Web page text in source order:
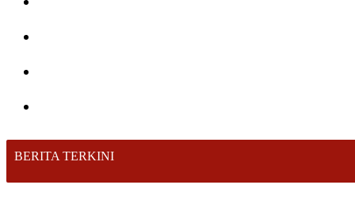
BERITA TERKINI